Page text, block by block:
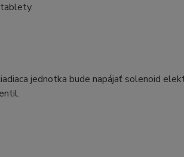
jednotka bude napájať solenoid